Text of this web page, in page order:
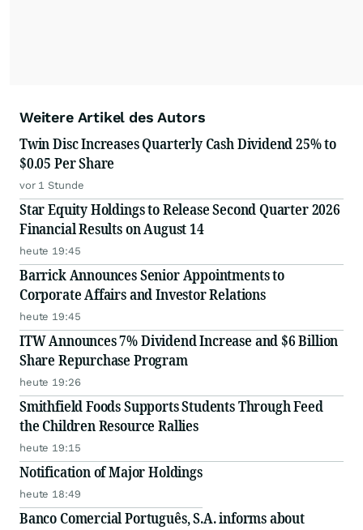
Weitere Artikel des Autors
Twin Disc Increases Quarterly Cash Dividend 25% to
$0.05 Per Share
vor 1 Stunde
Star Equity Holdings to Release Second Quarter 2026
Financial Results on August 14
heute 19:45
Barrick Announces Senior Appointments to
Corporate Affairs and Investor Relations
heute 19:45
ITW Announces 7% Dividend Increase and $6 Billion
Share Repurchase Program
heute 19:26
Smithfield Foods Supports Students Through Feed
the Children Resource Rallies
heute 19:15
Notification of Major Holdings
heute 18:49
Banco Comercial Português, S.A. informs about